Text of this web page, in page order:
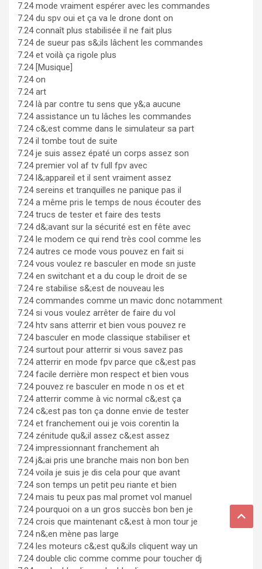
7.24 mode vraiment espérer avec les commandes
7.24 du spv oui et ça va le drone dont on
7.24 connaît plus stabilisée il ne fait plus
7.24 de sueur pas s&;ils lâchent les commandes
7.24 et voilà ça rigole plus
7.24 [Musique]
7.24 on
7.24 art
7.24 là par contre tu sens que y&;a aucune
7.24 assistance un tu lâches les commandes
7.24 c&;est comme dans le simulateur sa part
7.24 il tombe tout de suite
7.24 je suis assez épaté un corps assez son
7.24 premier vol af tv full fpv avec
7.24 l&;appareil et il sent vraiment assez
7.24 sereins et tranquilles ne panique pas il
7.24 a même pris le temps de nous écouter des
7.24 trucs de tester et faire des tests
7.24 d&;avant sur la sécurité est en fête avec
7.24 le modem ce qui rend très cool comme les
7.24 autres ce mode vous pouvez en fait si
7.24 vous voulez re basculer en mode sn juste
7.24 en switchant et a du coup le droit de se
7.24 re stabilise s&;est de nouveau les
7.24 commandes comme un mavic donc notamment
7.24 si vous voulez arrêter de faire du vol
7.24 htv sans atterrir et bien vous pouvez re
7.24 basculer en mode classique stabiliser et
7.24 surtout pour atterrir si vous savez pas
7.24 atterrir en mode fpv parce que c&;est pas
7.24 facile derrière mon respect et bien vous
7.24 pouvez re basculer en mode n os et et
7.24 atterrir comme à vic normal c&;est ça
7.24 c&;est pas ton ça donne envie de tester
7.24 et franchement oui je vois corentin la
7.24 zénitude qu&;il assez c&;est assez
7.24 impressionnant franchement ah
7.24 j&;ai pris une branche mais non bon ben
7.24 voila je suis je dis cela pour que avant
7.24 son temps un petit peu riante et bien
7.24 mais tu peux pas mal promet vol manuel
7.24 pourquoi on a un gros succès bon ben je
7.24 crois que maintenant c&;est à mon tour je
7.24 n&;en mène pas large
7.24 les moteurs c&;est qu&;ils cliquent way un
7.24 double clic comme comme pour toucher dj